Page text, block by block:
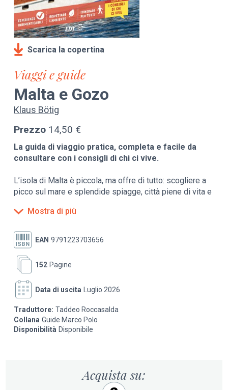
Scarica la copertina
Viaggi e guide
Malta e Gozo
Klaus Bötig
Prezzo 14,50 €
La guida di viaggio pratica, completa e facile da
consultare con i consigli di chi ci vive.
L’isola di Malta è piccola, ma offre di tutto: scogliere a
picco sul mare e splendide spiagge, città piene di vita e
5000 anni di storia. Inoltre, in calendario sono molte le
grazie all’efficiente rete di autobus. Un viaggio a Malta
unisce il fascino della città al relax del mare, tra natura,
cultura ed esperienze da vivere in ogni stagione.
Contiene:
– I consigli di chi vive: quello che solo un insider ti può
far vedere
– Indicazione di punti panoramici, locali ecosostenibili,
Mostra di più
EAN 9791223703656
Pagine
152
Data di uscita Luglio 2026
Traduttore: Taddeo Roccasalda
Collana Guide Marco Polo
Disponibilità Disponibile
Acquista su: